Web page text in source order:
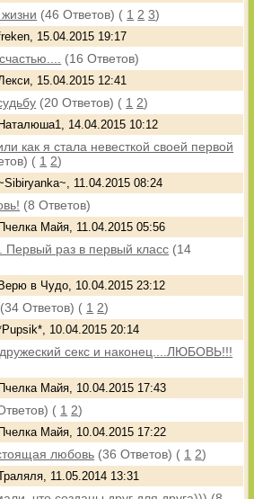
(46 Ответов) ( 1 2 3)
15.04.2015 19:17
(16 Ответов)
15.04.2015 12:41
(20 Ответов) ( 1 2)
14.04.2015 10:12
как я стала невесткой своей первой
( 1 2)
11.04.2015 08:24
(8 Ответов)
Майя, 11.04.2015 05:56
раз в первый класс (14
в Чудо, 10.04.2015 23:12
(34 Ответов) ( 1 2)
10.04.2015 20:14
секс и наконец....ЛЮБОВЬ!!!
Майя, 10.04.2015 17:43
( 1 2)
Майя, 10.04.2015 17:22
любовь (36 Ответов) ( 1 2)
11.05.2014 13:31